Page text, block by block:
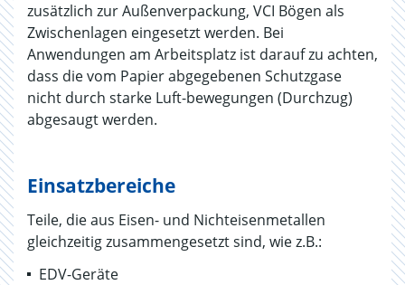
zusätzlich zur Außenverpackung, VCI Bögen als
Zwischenlagen eingesetzt werden. Bei
Anwendungen am Arbeitsplatz ist darauf zu achten,
dass die vom Papier abgegebenen Schutzgase
nicht durch starke Luft-bewegungen (Durchzug)
abgesaugt werden.
Einsatzbereiche
Teile, die aus Eisen- und Nichteisenmetallen
gleichzeitig zusammengesetzt sind, wie z.B.:
EDV-Geräte